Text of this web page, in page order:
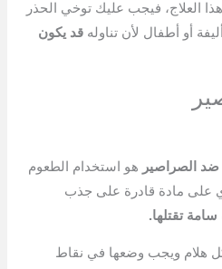
العلاج، فيجب عليك توخي الحذر
أو أطفال لأن تناولهقد يكون
ضد الصراصير هو استخدام الطعوم
على مادة قادرة على جذب
سامة تقتلها.
هلام ويجب وضعها في نقاط